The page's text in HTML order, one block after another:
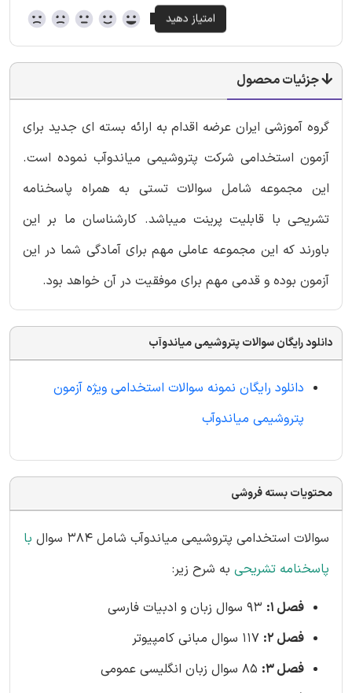
جزئیات محصول
گروه آموزشی ایران عرضه اقدام به ارائه بسته ای جدید برای
آزمون استخدامی شرکت پتروشیمی میاندوآب نموده است.
این مجموعه شامل سوالات تستی به همراه پاسخنامه
تشریحی با قابلیت پرینت میباشد. کارشناسان ما بر این
باورند که این مجموعه عاملی مهم برای آمادگی شما در این
آزمون بوده و قدمی مهم برای موفقیت در آن خواهد بود.
دانلود رایگان سوالات پتروشیمی میاندوآب
دانلود رایگان نمونه سوالات استخدامی ویژه آزمون
پتروشیمی میاندوآب
محتویات بسته فروشی
سوالات استخدامی پتروشیمی میاندوآب شامل 384 سوال
با
پاسخنامه تشریحی به شرح زیر:
فصل 1:
فصل 2:
فصل 3: